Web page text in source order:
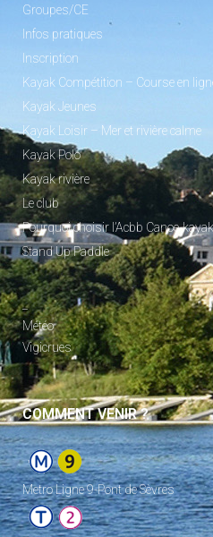
Groupes/CE
Infos pratiques
Inscription
Kayak Compétition – Course en
Kayak Jeunes
Kayak Loisir – Mer et rivière calme
Kayak Polo
Kayak rivière
Le club
Pourquoi choisir l’Acbb Canoe-
Stand Up Paddle
_
Météo
Vigicrues
COMMENT VENIR ?
Metro Ligne 9-Pont de Sèvres